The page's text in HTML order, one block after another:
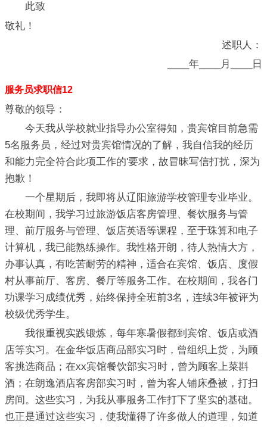
此致
敬礼！
述职人：
____年____月____日
服务员求职信12
尊敬的领导：
今天我从学校就业指导办公室得知，贵宾馆目前急需
5名服务员，经过对贵宾馆情况的了解，我自信我的经历
和能力完全符合此项工作的'要求，故冒昧写信打扰，深为
抱歉！
一个星期后，我即将从辽阳旅游学校管理专业毕业。
在校期间，我学习过旅游饭店客房管理、餐饮服务与管
理、前厅服务与管理、饭店英语等课程，至于珠算和电子
计算机，我已能熟练操作。我性格开朗，待人热情大方，
办事认真，有吃苦耐劳的精神，适合在宾馆、饭店、度假
村从事前厅、客房、餐厅等服务工作。在校期间，我各门
功课学习成绩优秀，始终保持全班前3名，连续3年被评为
校级优秀学生。
我很重视实践锻炼，每年寒暑假都到宾馆、饭店或酒
店等实习。在金华饭店商品部实习时，曾组织上货，为顾
客挑选商品；在xx宾馆餐饮部实习时，曾为顾客上菜斟
酒；在朗逸酒店客房部实习时，曾为客人铺床叠被，打扫
房间。这些实习，为我从事服务工作打下了坚实的基础。
也正是通过这些实习，使我懂得了许多做人的道理，知道